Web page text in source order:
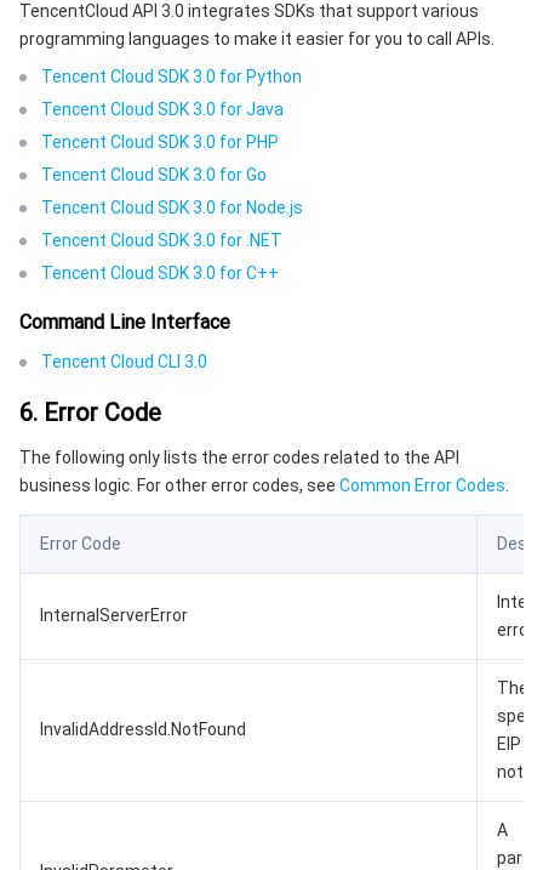
TencentCloud API 3.0 integrates SDKs that support various
programming languages to make it easier for you to call APIs.
Tencent Cloud SDK 3.0 for Python
Tencent Cloud SDK 3.0 for Java
Tencent Cloud SDK 3.0 for PHP
Tencent Cloud SDK 3.0 for Go
Tencent Cloud SDK 3.0 for Node.js
Tencent Cloud SDK 3.0 for .NET
Tencent Cloud SDK 3.0 for C++
Command Line Interface
Tencent Cloud CLI 3.0
6. Error Code
The following only lists the error codes related to the API
business logic. For other error codes, see Common Error Codes
Error Code
InternalServerError
error.
InvalidAddressId.NotFound
The
EIP
not
A